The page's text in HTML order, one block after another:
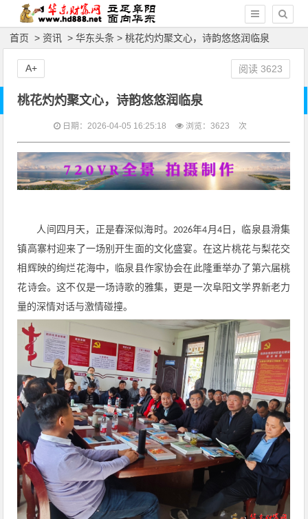
首页 >资讯 >华东头条 > 桃花灼灼聚文心，诗韵悠悠润临泉
桃花灼灼聚文心，诗韵悠悠润临泉
日期：2026-04-05 16:25:18 浏览：3623 次
人间四月天，正是春深似海时。2026年4月 4日，临泉县滑集
镇高寨村迎来了一场别开生面的文化盛宴。在这片桃花与梨花交
相辉映的绚烂花海中，临泉县作家协会在此隆重举办了第六届桃
花诗会。这不仅是一场诗歌的雅集，更是一次阜阳文学界新老力
量的深情对话与激情碰撞。
阅读3623
A+